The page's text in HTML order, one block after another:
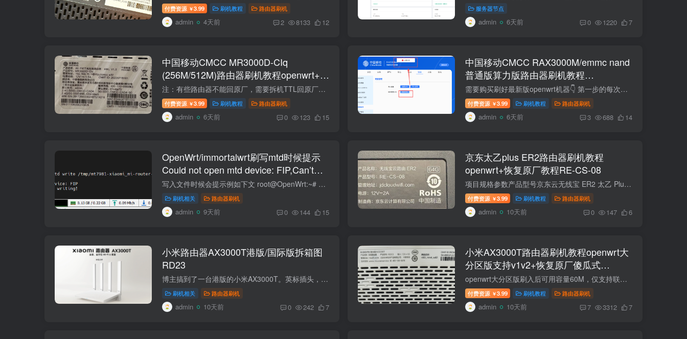
付费资源 ￥3.99 刷机教程 路由器刷机
admin 4天前 2 8133 12
服务器节点
admin 6天前 0 1220 7
中国移动CMCC MR3000D-CIq
(256M/512M)路由器刷机教程openwrt+恢
复原厂
注：有些路由器不能回原厂，需要拆机TTL回原厂。 对比项MR3000D-CIq（256M 版）MR3000D-CIq（512M 版）主控 CPUMT7981B，双核 ARM Cortex-A53 @ 1.3GHz，12nmMT7981B，双核 ARM Cortex-A53 @ 1....
付费资源 ￥3.99 刷机教程 路由器刷机
admin 6天前 0 123 15
中国移动CMCC RAX3000M/emmc nand
普通版算力版路由器刷机教程
openwrt+恢复原厂
需要购买刷好最新版openwrt机器👇 第一步的每次解锁SSH导入文件时候，断网状态，刷新后台页面再导入。先导出试试，如果导出失败的，原厂已经禁用导入导出功能了。只能拆机TTL刷机。https://www....
付费资源 ￥3.99 刷机教程 路由器刷机
admin 6天前 3 688 14
OpenWrt/immortalwrt刷写mtd时候提示
Could not open mtd device: FIP,Can’t
open device for writing!解决办法
写入文件时候会提示例如下文 root@OpenWrt:~# mtd write /tmp/mtd5_FIP.bin FIPCould not open mtd device: FIPCan't open device for writing! 解锁写入OpenWrt 默认 mtd 是只读的，你需要安装...
刷机相关 路由器刷机
admin 9天前 0 144 15
京东太乙plus ER2路由器刷机教程
openwrt+恢复原厂教程RE-CS-08
项目规格参数产品型号京东云无线宝 ER2 太乙 Plus（64G 版）产品类型有线路由器（弱电箱神器，纯有线主路由）处理器高通 IPQ5322 四核处理器内存 / 存储2GB DDR4 内存 + 64GB eMMC 闪存2.5G 网...
付费资源 ￥3.99 刷机教程 路由器刷机
admin 10天前 0 147 6
小米路由器AX3000T港版/国际版拆箱图
RD23
博主搞到了一台港版的小米AX3000T。英标插头，来看看吧。和中国大陆版做工目测没有任何区别。包装和标签不一样。英标的三角插口是不能分开的。编号也不一样.也支持刷机的。v1版本 Xiaomi MiR Pa...
刷机相关 路由器刷机
admin 10天前 0 242 7
小米AX3000T路由器刷机教程openwrt大
分区版支持v1v2+恢复原厂傻瓜式
RD03/RD23
openwrt大分区版刷入后可用容量60M，仅支持联发科版本以及国际版，不支持高通版 联发科版本SN：49850开头。高通版本SN:64594开头。教程支持国际版RD23(V1) 如果想要uboot分区版，可以点击下方查...
付费资源 ￥3.99 刷机教程 路由器刷机
admin 10天前 7 3312 7